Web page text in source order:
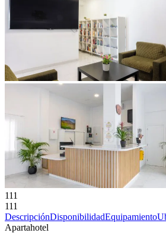
111
111
DescripciónDisponibilidadEquipamiento
Apartahotel